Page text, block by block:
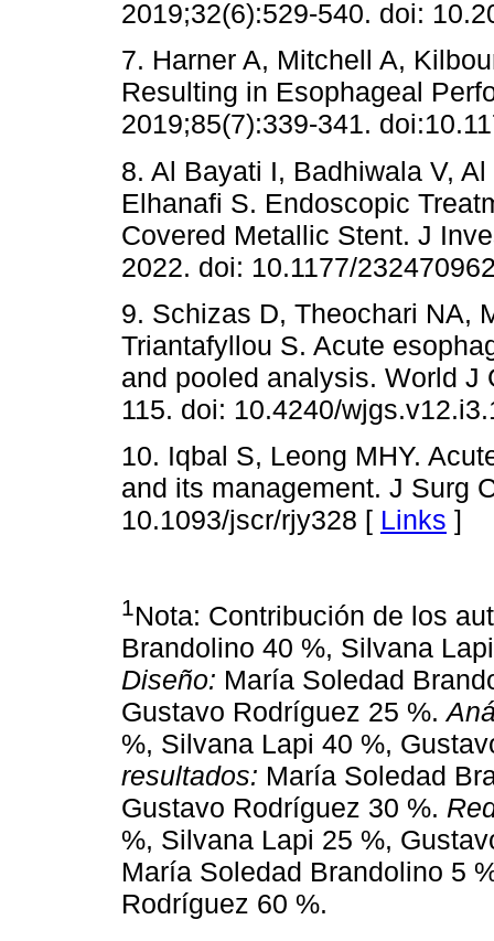
2019;32(6):529-540. doi:
7. Harner A, Mitchell A,
Resulting in Esophageal
2019;85(7):339-341.
8. Al Bayati I, Badhiwala V,
Elhanafi S. Endoscopic
Covered Metallic Stent. J
2022. doi: 10.1177/
9. Schizas D, Theochari NA,
Triantafyllou S. Acute
and pooled analysis. World J
115. doi: 10.4240/
10. Iqbal S, Leong MHY.
and its management. J Surg
10.1093/jscr/rjy328 [ Links ]
1Nota: Contribución de los
Brandolino 40 %, Silvana
Diseño: María Soledad
Gustavo Rodríguez 25 %.
%, Silvana Lapi 40 %,
resultados: María Soledad
Gustavo Rodríguez 30 %.
%, Silvana Lapi 25 %,
María Soledad Brandolino 5
Rodríguez 60 %.